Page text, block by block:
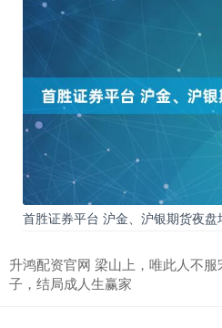
首胜证券平台 沪金、沪银期货夜盘
升鸿配资官网 梁山上，唯此人不
子，结局成人生赢家